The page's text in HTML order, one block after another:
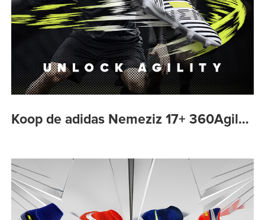
Koop de adidas Nemeziz 17+ 360Agil…